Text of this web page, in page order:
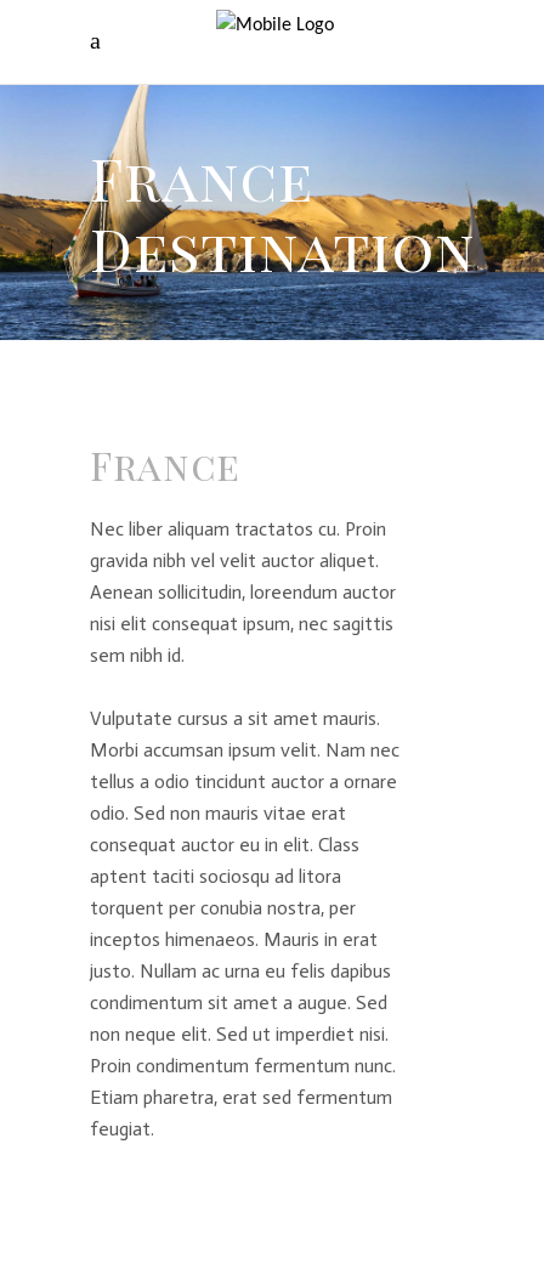
France
Destination
France
Nec liber aliquam tractatos cu. Proin
gravida nibh vel velit auctor aliquet.
Aenean sollicitudin, loreendum auctor
nisi elit consequat ipsum, nec sagittis
sem nibh id.
Vulputate cursus a sit amet mauris.
Morbi accumsan ipsum velit. Nam nec
tellus a odio tincidunt auctor a ornare
odio. Sed non mauris vitae erat
consequat auctor eu in elit. Class
aptent taciti sociosqu ad litora
torquent per conubia nostra, per
inceptos himenaeos. Mauris in erat
justo. Nullam ac urna eu felis dapibus
condimentum sit amet a augue. Sed
non neque elit. Sed ut imperdiet nisi.
Proin condimentum fermentum nunc.
Etiam pharetra, erat sed fermentum
feugiat.